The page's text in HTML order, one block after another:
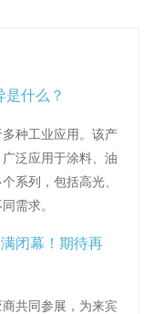
什么？
种工业应用。该产
泛应用于涂料、油
系列，包括高光、
需求。
闭幕！期待再
共同参展，为来宾